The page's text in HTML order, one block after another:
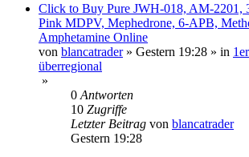
Click to Buy Pure JWH-018, AM-2201,
Pink MDPV, Mephedrone, 6-APB,
Amphetamine Online
von blancatrader» Gestern 19:28 » in
überregional
»
0 Antworten
10 Zugriffe
Letzter Beitrag von blancatrader
Gestern 19:28